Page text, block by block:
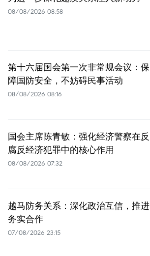
08/08/2026 08:58
第十六届国会第一次非常规会议：保
障国防安全，不妨碍民事活动
08/08/2026 08:16
国会主席陈青敏：强化经济警察在反
腐反经济犯罪中的核心作用
08/08/2026 07:32
越马防务关系：深化政治互信，推进
务实合作
07/08/2026 23:15